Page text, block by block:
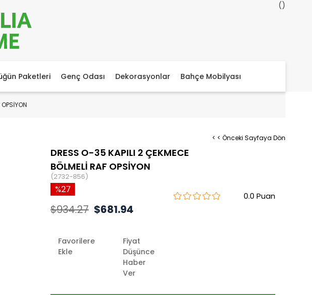
Paketleri Genç Odası Dekorasyonlar Bahçe Mobilyası
< < Önceki Sayfaya Dön
DRESS O-35 KAPILI 2 ÇEKMECE
BÖLMELİ RAF OPSİYON
(2732-856)
0.0
27
$934.27 $681.94
Favorilere
Ekle
Fiyat
Düşünce
Haber
Ver